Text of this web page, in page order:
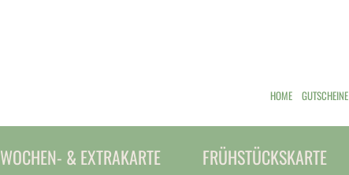
WOCHEN- & EXTRAKARTE FRÜHSTÜCKSKARTE
HOME GUTSCHEINE